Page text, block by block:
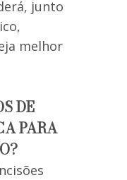
junto
melhor
DE
PARA